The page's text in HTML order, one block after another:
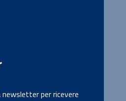
per ricevere